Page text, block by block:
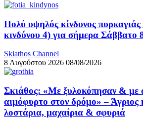
Πολύ υψηλός κίνδυνος
κινδύνου 4) για σήμερα Σάββατο
Skiathos Channel
8 Αυγούστου 2026 08/08/2026
Σκιάθος: «Με ξυλοκόπησαν & με
αιμόφυρτο στον δρόμο» – Άγριος
λοστάρια, μαχαίρια & σφυριά